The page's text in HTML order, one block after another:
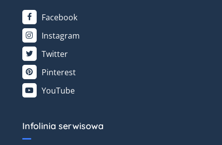
Facebook
Instagram
Twitter
Pinterest
YouTube
Infolinia serwisowa